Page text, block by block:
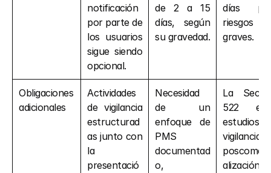
notificación
por parte de
los usuarios
sigue siendo
opcional.
de 2 a 15
días, según
su gravedad.
días
riesgos
graves.
Obligaciones
adicionales
Actividades
de vigilancia
estructurad
as junto con
la
presentació
Necesidad
de un
enfoque de
PMS
documentad
o,
La
522
estudios
vigilancia
alización